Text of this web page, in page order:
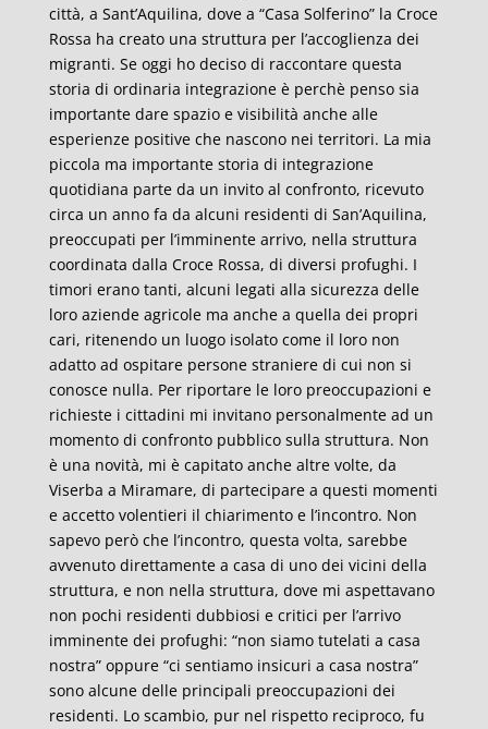
città, a Sant’Aquilina, dove a “Casa Solferino” la Croce
Rossa ha creato una struttura per l’accoglienza dei
migranti. Se oggi ho deciso di raccontare questa
storia di ordinaria integrazione è perchè penso sia
importante dare spazio e visibilità anche alle
esperienze positive che nascono nei territori. La mia
piccola ma importante storia di integrazione
quotidiana parte da un invito al confronto, ricevuto
circa un anno fa da alcuni residenti di San’Aquilina,
preoccupati per l’imminente arrivo, nella struttura
coordinata dalla Croce Rossa, di diversi profughi. I
timori erano tanti, alcuni legati alla sicurezza delle
loro aziende agricole ma anche a quella dei propri
cari, ritenendo un luogo isolato come il loro non
adatto ad ospitare persone straniere di cui non si
conosce nulla. Per riportare le loro preoccupazioni e
richieste i cittadini mi invitano personalmente ad un
momento di confronto pubblico sulla struttura. Non
è una novità, mi è capitato anche altre volte, da
Viserba a Miramare, di partecipare a questi momenti
e accetto volentieri il chiarimento e l’incontro. Non
sapevo però che l’incontro, questa volta, sarebbe
avvenuto direttamente a casa di uno dei vicini della
struttura, e non nella struttura, dove mi aspettavano
non pochi residenti dubbiosi e critici per l’arrivo
imminente dei profughi: “non siamo tutelati a casa
nostra” oppure “ci sentiamo insicuri a casa nostra”
sono alcune delle principali preoccupazioni dei
residenti. Lo scambio, pur nel rispetto reciproco, fu